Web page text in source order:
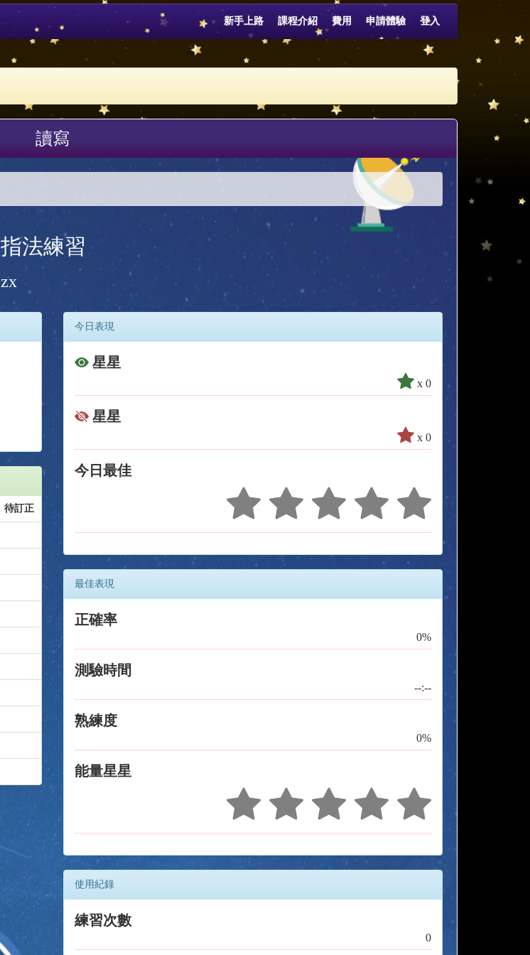
新手上路 課程介紹 費用 申請體驗 登入
讀寫
指法練習
zx
待訂正
今日表現
星星
x 0
星星
x 0
今日最佳
最佳表現
正確率
0%
測驗時間
--:--
熟練度
0%
能量星星
使用紀錄
練習次數
0